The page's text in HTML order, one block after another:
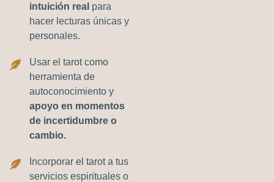
intuición real para
hacer lecturas únicas y
personales.
Usar el tarot como
herramienta de
autoconocimiento y
apoyo en momentos
de incertidumbre o
cambio.
Incorporar el tarot a tus
servicios espirituales o